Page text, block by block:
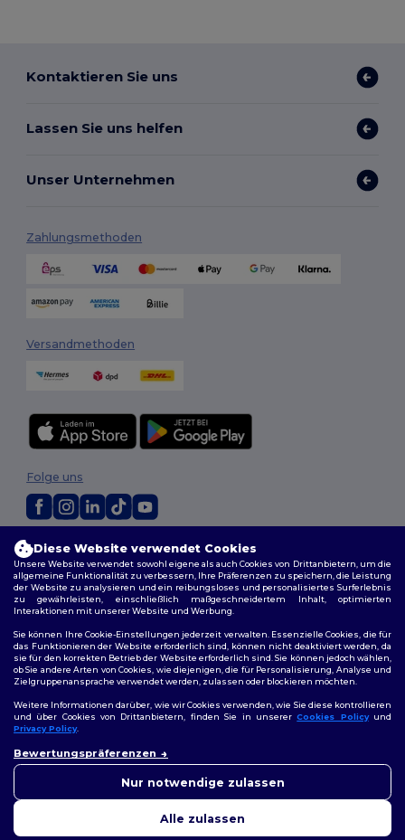
Kontaktieren Sie uns
Lassen Sie uns helfen
Unser Unternehmen
Zahlungsmethoden
Versandmethoden
2026. Alle Rechte vorbehalten
Allgemeine Geschäftsbedingungen|Personalisierungsrichtlinien|
Datenschutzbestimmungen|Cookie-Richtlinie|Site Map
Folge uns
Diese Website verwendet Cookies
Unsere Website verwendet sowohl eigene als auch Cookies von Drittanbietern, um die
allgemeine Funktionalität zu verbessern, Ihre Präferenzen zu speichern, die Leistung
der Website zu analysieren und ein reibungsloses und personalisiertes Surferlebnis
zu gewährleisten, einschließlich maßgeschneidertem Inhalt, optimierten
Interaktionen mit unserer Website und Werbung.
Sie können Ihre Cookie-Einstellungen jederzeit verwalten. Essenzielle Cookies, die für
das Funktionieren der Website erforderlich sind, können nicht deaktiviert werden, da
sie für den korrekten Betrieb der Website erforderlich sind. Sie können jedoch wählen,
ob Sie andere Arten von Cookies, wie diejenigen, die für Personalisierung, Analyse und
Zielgruppenansprache verwendet werden, zulassen oder blockieren möchten.
Weitere Informationen darüber, wie wir Cookies verwenden, wie Sie diese kontrollieren
und über Cookies von Drittanbietern, finden Sie in unsererCookies Policyund
Privacy Policy.
Bewertungspräferenzen
Nur notwendige zulassen
Alle zulassen
uns jederzeit kontaktieren.
Ihnen zu helfen.